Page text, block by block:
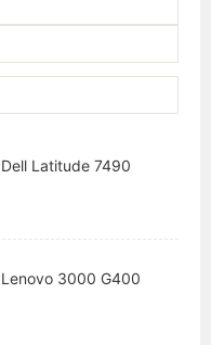
bán và sửa chữa
Latitude 7490
3000 G400